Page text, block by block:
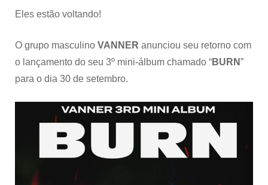
Eles estão voltando!
O grupo masculino VANNER anunciou seu retorno com
o lançamento do seu 3º mini-álbum chamado “BURN”
para o dia 30 de setembro.